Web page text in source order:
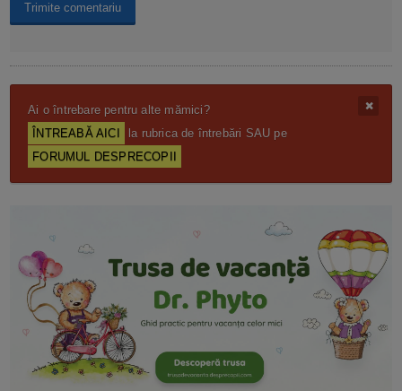
Ai o întrebare pentru alte mămici?
ÎNTREABĂ AICI
la rubrica de întrebări SAU pe
FORUMUL DESPRECOPII